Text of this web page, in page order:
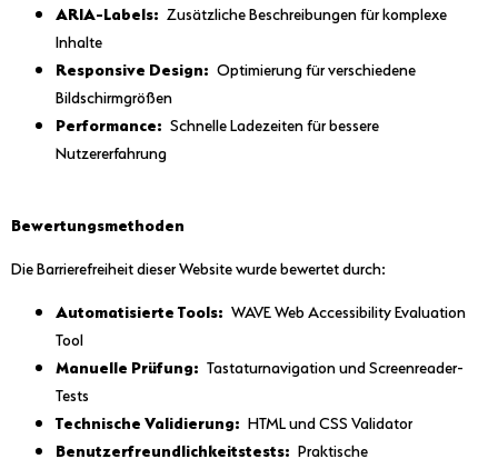
ARIA-Labels: Zusätzliche Beschreibungen für komplexe
Inhalte
Responsive Design: Optimierung für verschiedene
Bildschirmgrößen
Performance: Schnelle Ladezeiten für bessere
Nutzererfahrung
Bewertungsmethoden
Die Barrierefreiheit dieser Website wurde bewertet durch:
Automatisierte Tools: WAVE Web Accessibility Evaluation
Tool
Manuelle Prüfung: Tastaturnavigation und Screenreader-
Tests
Technische Validierung: HTML und CSS Validator
Benutzerfreundlichkeitstests: Praktische